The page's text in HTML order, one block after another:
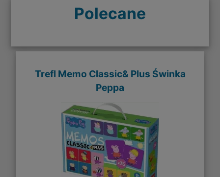
Polecane
Trefl Memo Classic& Plus Świnka
Peppa